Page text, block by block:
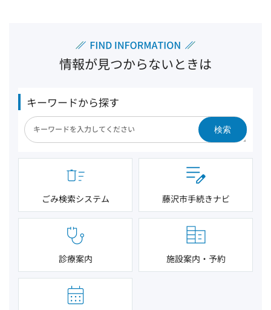
情報が見つからないときは
キーワードから探す
検索
ごみ検索システム 藤沢市手続きナビ
診療案内 施設案内・予約